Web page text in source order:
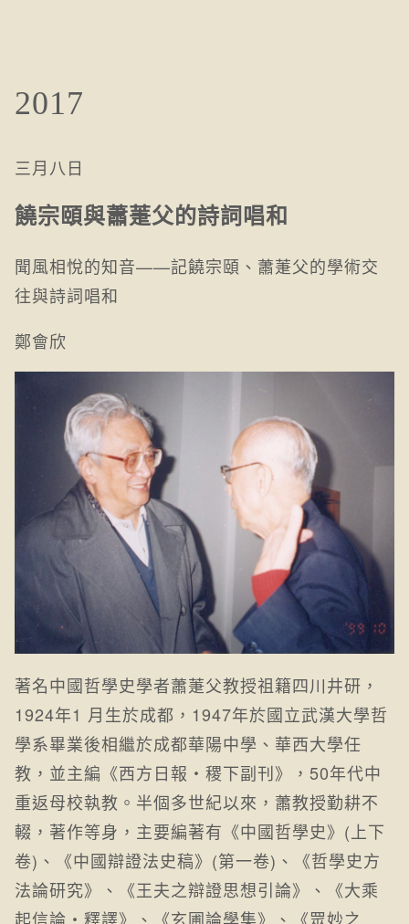
2017
三月八日
饒宗頤與蕭萐父的詩詞唱和
聞風相悅的知音——記饒宗頤、蕭萐父的學術交
往與詩詞唱和
鄭會欣
著名中國哲學史學者蕭萐父教授祖籍四川井研，
1924年1 月生於成都，1947年於國立武漢大學哲
學系畢業後相繼於成都華陽中學、華西大學任
教，並主編《西方日報‧稷下副刊》，50年代中
重返母校執教。半個多世紀以來，蕭教授勤耕不
輟，著作等身，主要編著有《中國哲學史》(上下
卷)、《中國辯證法史稿》(第一卷)、《哲學史方
法論研究》、《王夫之辯證思想引論》、《大乘
起信論‧釋譯》、《玄圃論學集》、《眾妙之